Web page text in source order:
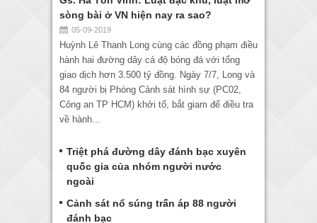
sòng bài ở VN hiện nay ra sao?
05-09-2019
Huỳnh Lê Thanh Long cùng các đồng phạm điều
hành hai đường dây cá độ bóng đá với tổng
giao dịch hơn 3.500 tỷ đồng. Ngày 7/7, Long và
84 người bị Phòng Cảnh sát hình sự (PC02,
Công an TP HCM) khởi tố, bắt giam để điều tra
về hành...
Triệt phá đường dây đánh bạc xuyên
quốc gia của nhóm người nước
ngoài
Cảnh sát nổ súng trấn áp 88 người
đánh bạc